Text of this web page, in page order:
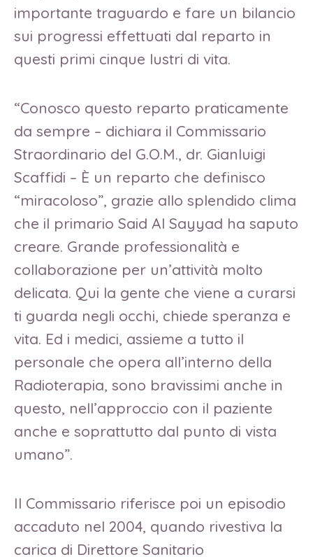
importante traguardo e fare un bilancio
sui progressi effettuati dal reparto in
questi primi cinque lustri di vita.
“Conosco questo reparto praticamente
da sempre – dichiara il Commissario
Straordinario del G.O.M., dr. Gianluigi
Scaffidi – È un reparto che definisco
“miracoloso”, grazie allo splendido clima
che il primario Said Al Sayyad ha saputo
creare. Grande professionalità e
collaborazione per un’attività molto
delicata. Qui la gente che viene a curarsi
ti guarda negli occhi, chiede speranza e
vita. Ed i medici, assieme a tutto il
personale che opera all’interno della
Radioterapia, sono bravissimi anche in
questo, nell’approccio con il paziente
anche e soprattutto dal punto di vista
umano”.
Il Commissario riferisce poi un episodio
accaduto nel 2004, quando rivestiva la
carica di Direttore Sanitario